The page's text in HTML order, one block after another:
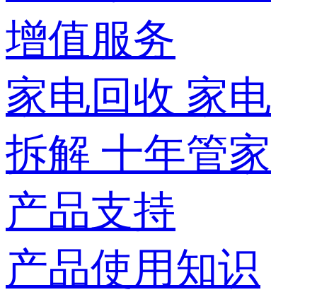
增值服务
家电回收 家电
拆解 十年管家
产品支持
产品使用知识